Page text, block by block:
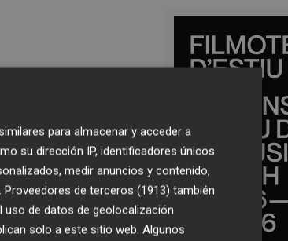
para almacenar y acceder a
su dirección IP, identificadores únicos
medir anuncios y contenido,
Proveedores de terceros (1913) también
de datos de geolocalización
solo a este sitio web. Algunos